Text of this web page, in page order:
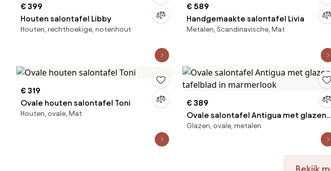
€ 399
Houten salontafel Libby
Houten, rechthoekige, notenhout
€ 589
Handgemaakte salontafel Livia
Metalen, Scandinavische, Mat
€ 319
Ovale houten salontafel Toni
Houten, ovale, Mat
€ 389
Ovale salontafel Antigua met glazen
tafelblad in marmerlook
Glazen, ovale, metalen
Bekijk